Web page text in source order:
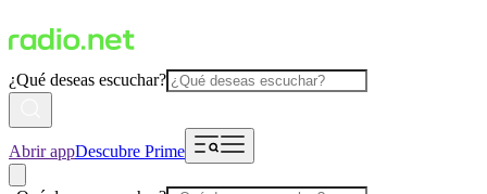
¿Qué deseas escuchar?
Abrir appDescubre Prime